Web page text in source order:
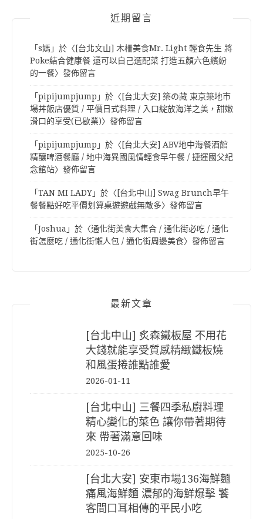
近期留言
「s媽 」於〈 [台北文山] 木柵美食Mr. Light 輕食先生 將
Poke結合健康餐 還可以自己選配菜 打造五顏六色繽紛
的一餐〉發佈留言
「pipijumpjump 」於〈 [台北大安] 築の藏 東京築地市
場丼飯店優質 / 平價日式料理 / 入口綻放海洋之美，甜嫩
滑口的享受(已歇業)〉發佈留言
「pipijumpjump 」於〈 [台北大安] ABV地中海餐酒館
精釀啤酒餐廳 / 地中海異國風情輕食早午餐 / 捷運國父紀
念館站〉發佈留言
「TAN MI LADY」於〈 [台北中山] Swag Brunch早午
餐餐點好吃平價划算桌遊遊戲無敵多〉發佈留言
「Joshua 」於〈通化街美食大集合 / 通化街必吃 / 通化
街怎麼吃 / 通化街懶人包 / 通化街周邊美食〉發佈留言
最新文章
[台北中山] 炙森鐵板屋 不用花
大錢就能享受質感精緻鐵板燒
和風蛋捲誰點誰愛
2026-01-11
[台北中山] 三餐四季私廚料理
精心變化的菜色 讓你帶著期待
來 帶著滿意回味
2025-10-26
[台北大安] 安東市場136海鮮麵
痛風海鮮麵 濃郁的海鮮爆擊 饕
客間口耳相傳的平民小吃